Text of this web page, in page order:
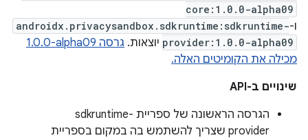
core:1.0.0-alpha09
ו-androidx.privacysandbox.sdkruntime:sdkruntime-
provider:1.0.0-alpha09 יוצאות.
גרסה ‎1.0.0-alpha09
מכילה את הקומיטים האלה.
שינויים ב-API
הגרסה הראשונה של ספריית sdkruntime-
provider שצריך להשתמש בה במקום בספריית